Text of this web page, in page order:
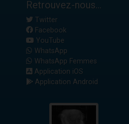
Retrouvez-nous...
Twitter
Facebook
YouTube
WhatsApp
WhatsApp Femmes
Application iOS
Application Android